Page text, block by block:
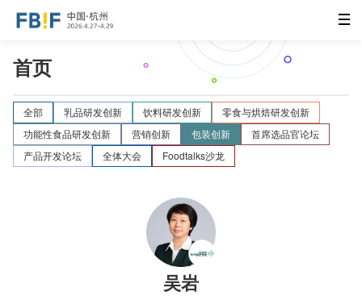
首页
全部 乳品研发创新 饮料研发创新
零食与烘焙研发创新
功能性食品研发创新
营销创新 包装创新
首席选品官论坛
产品开发论坛
全体大会 Foodtalks沙龙
吴岩